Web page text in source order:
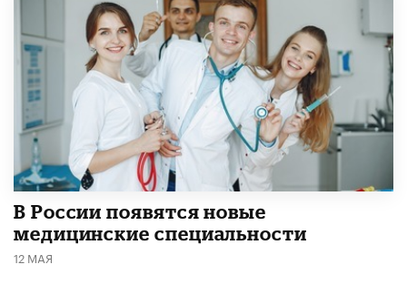
В России появятся новые
медицинские специальности
12 МАЯ